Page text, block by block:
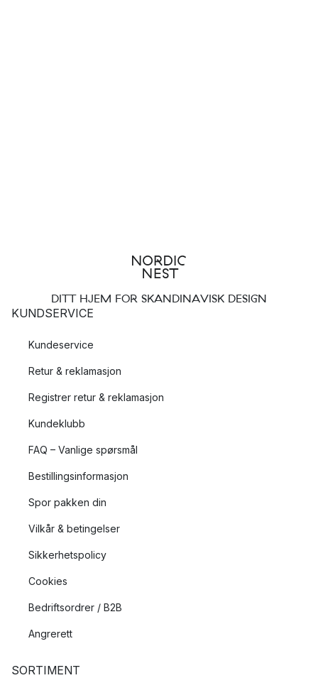
DITT HJEM FOR SKANDINAVISK DESIGN
KUNDSERVICE
Kundeservice
Retur & reklamasjon
Registrer retur & reklamasjon
Kundeklubb
FAQ – Vanlige spørsmål
Bestillingsinformasjon
Spor pakken din
Vilkår & betingelser
Sikkerhetspolicy
Cookies
Bedriftsordrer / B2B
Angrerett
SORTIMENT